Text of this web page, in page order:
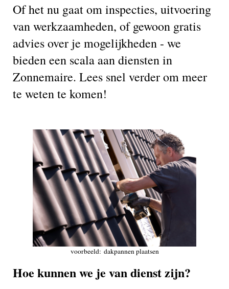
Of het nu gaat om inspecties, uitvoering
van werkzaamheden, of gewoon gratis
advies over je mogelijkheden - we
bieden een scala aan diensten in
Zonnemaire. Lees snel verder om meer
te weten te komen!
voorbeeld: dakpannen plaatsen
Hoe kunnen we je van dienst zijn?